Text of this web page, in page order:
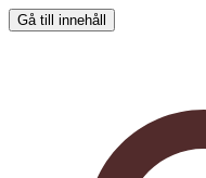
Gå till innehåll